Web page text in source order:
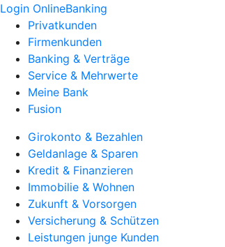
Login OnlineBanking
Privatkunden
Firmenkunden
Banking & Verträge
Service & Mehrwerte
Meine Bank
Fusion
Girokonto & Bezahlen
Geldanlage & Sparen
Kredit & Finanzieren
Immobilie & Wohnen
Zukunft & Vorsorgen
Versicherung & Schützen
Leistungen junge Kunden